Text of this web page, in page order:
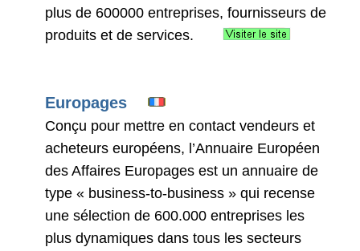
plus de 600000 entreprises, fournisseurs de
produits et de services.
Europages
Conçu pour mettre en contact vendeurs et
acheteurs européens, l’Annuaire Européen
des Affaires Europages est un annuaire de
type « business-to-business » qui recense
une sélection de 600.000 entreprises les
plus dynamiques dans tous les secteurs